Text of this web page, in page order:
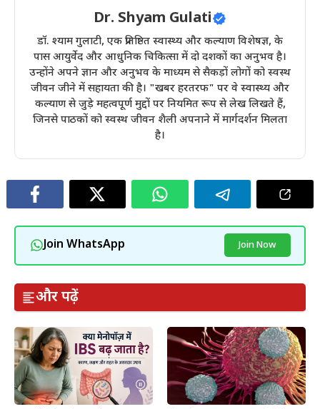
Dr. Shyam Gulati
डॉ. श्याम गुलाटी, एक प्रतिष्ठित स्वास्थ्य और कल्याण विशेषज्ञ, के
पास आयुर्वेद और आधुनिक चिकित्सा में दो दशकों का अनुभव है।
उन्होंने अपने ज्ञान और अनुभव के माध्यम से सैकड़ों लोगों को स्वस्थ
जीवन जीने में सहायता की है। "खबर हरतरफ" पर वे स्वास्थ्य और
कल्याण से जुड़े महत्वपूर्ण मुद्दों पर नियमित रूप से लेख लिखते हैं,
जिनसे पाठकों को स्वस्थ जीवन शैली अपनाने में मार्गदर्शन मिलता
है।
Join WhatsApp Join Now
और पढ़ें